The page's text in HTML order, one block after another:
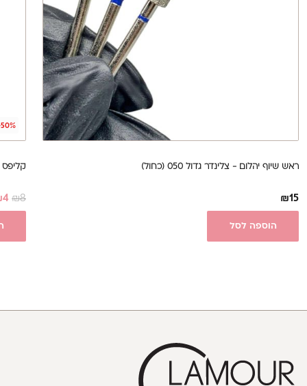
ראש שיוף יהלום - צלינדר גדול 050 (כחול)
₪15
הוספה לסל
קליפס
₪8
4